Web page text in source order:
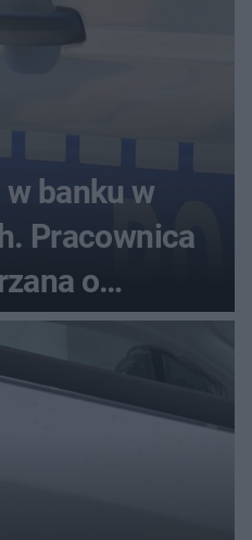
banku w
Pracownica
o
470 000 zł